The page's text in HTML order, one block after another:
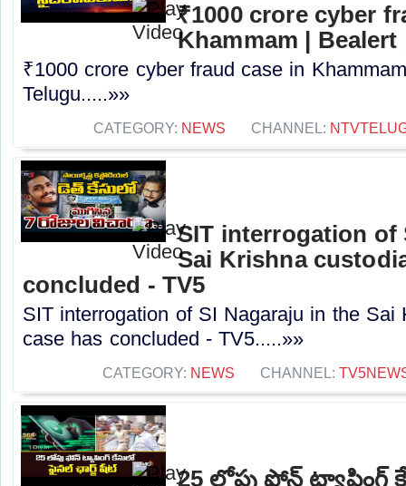
₹1000 crore cyber
Khammam | Bealert
₹1000 crore cyber fraud case in
Telugu.....»»
CATEGORY: NEWS CHANNEL:
SIT interrogation of
Sai Krishna
concluded - TV5
SIT interrogation of SI Nagaraju in the Sai
case has concluded - TV5.....»»
CATEGORY: NEWS CHANNEL:
25 లోపు ఫోన్ ట్యాపింగ్